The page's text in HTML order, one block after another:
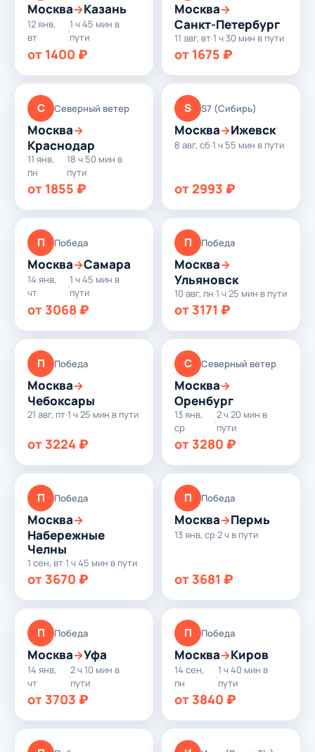
Москва→Казань
12 янв,
вт
·
1 ч 45 мин в
пути
от 1400 ₽
Москва→
Санкт-Петербург
11 авг, вт·1 ч 30 мин в пути
от 1675 ₽
С Северный ветер
Москва→
Краснодар
11 янв,
пн
·
18 ч 50 мин в
пути
от 1855 ₽
S S7 (Сибирь)
Москва→Ижевск
8 авг, сб·1 ч 55 мин в пути
от 2993 ₽
П Победа
Москва→Самара
14 янв,
чт
·
1 ч 45 мин в
пути
от 3068 ₽
П Победа
Москва→
Ульяновск
10 авг, пн·1 ч 25 мин в пути
от 3171 ₽
П Победа
Москва→
Чебоксары
21 авг, пт·1 ч 25 мин в пути
от 3224 ₽
С Северный ветер
Москва→
Оренбург
13 янв,
ср
·
2 ч 20 мин в
пути
от 3280 ₽
П Победа
Москва→
Набережные
Челны
1 сен, вт·1 ч 45 мин в пути
от 3670 ₽
П Победа
Москва→Пермь
13 янв, ср·2 ч в пути
от 3681 ₽
П Победа
Москва→Уфа
14 янв,
чт
·
2 ч 10 мин в
пути
от 3703 ₽
П Победа
Москва→Киров
14 сен,
пн
·
1 ч 40 мин в
пути
от 3840 ₽